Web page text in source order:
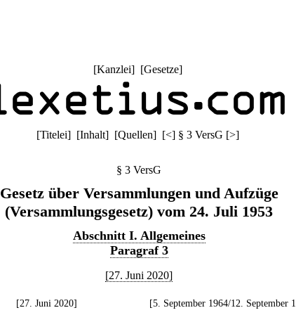
[Kanzlei] [Gesetze]
[Titelei] [Inhalt] [Quellen] [<] § 3 VersG [>]
§ 3 VersG
Gesetz über Versammlungen und Aufzüge
(Versammlungsgesetz) vom 24. Juli 1953
Abschnitt I. Allgemeines
Paragraf 3
[27. Juni 2020]
[27. Juni 2020]
[5. September 1964/12. September